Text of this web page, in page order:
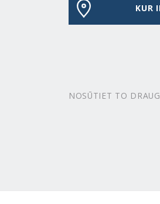
KUR
NOSŪTIET TO